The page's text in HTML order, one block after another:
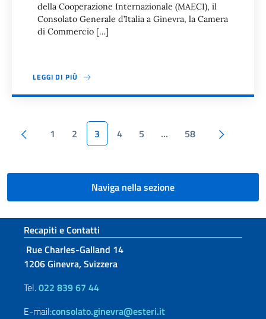
della Cooperazione Internazionale (MAECI), il
Consolato Generale d’Italia a Ginevra, la Camera
di Commercio […]
LEGGI DI PIÙ
Paginazione
Pagina precedente
1 2 3 4 5 … 58
Naviga nella sezione
Sezione footer
Recapiti e Contatti
Rue Charles-Galland 14
1206 Ginevra, Svizzera
Tel.022 839 67 44
E-mail:consolato.ginevra@esteri.it